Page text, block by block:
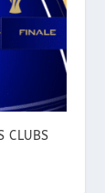
CLUBS